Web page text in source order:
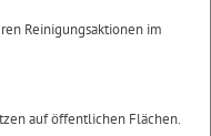
Reinigungsaktionen im
auf öffentlichen Flächen.